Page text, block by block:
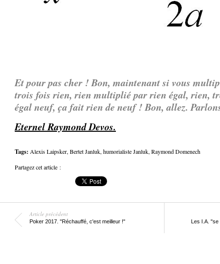
Et pour pas cher !Bon, maintenant si vous
trois fois rien, rien multiplié par rien égal, rien,
égal neuf, ça fait rien de neuf !Bon, allez.
Eternel Raymond Devos.
Tags: Alexis Laipsker, Bertet Janluk, humorialiste Janluk, Raymond Domenech
Partagez cet article :
Article précédent
Poker 2017. "Réchauffé, c'est meilleur !" Les I.A. "se